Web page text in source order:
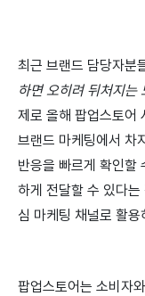
최근 브랜드 담당자분
하면 오히려 뒤처지는
제로 올해 팝업스토어
브랜드 마케팅에서 차
반응을 빠르게 확인할
하게 전달할 수 있다
심 마케팅 채널로 활
팝업스토어는 소비자